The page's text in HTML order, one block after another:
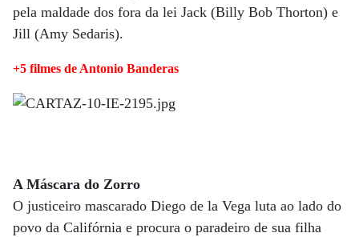
pela maldade dos fora da lei Jack (Billy Bob Thorton) e
Jill (Amy Sedaris).
+5 filmes de Antonio Banderas
A Máscara do Zorro
O justiceiro mascarado Diego de la Vega luta ao lado do
povo da Califórnia e procura o paradeiro de sua filha